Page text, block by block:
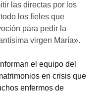
las directas por los
los fieles que
para pedir la
virgen María».
el equipo del
en crisis que
enfermos de